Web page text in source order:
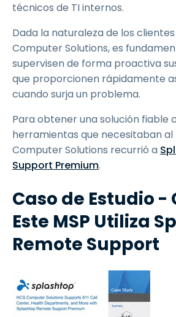
técnicos de TI internos.
Dada la naturaleza de los clientes
Computer Solutions, es
supervisen de forma proactiva
que proporcionen rápidamente
cuando surja un problema.
Para obtener una solución fiable
herramientas que necesitaban al
Computer Solutions recurrió a
Support Premium.
Caso de Estudio -
Este MSP Utiliza
Remote Support